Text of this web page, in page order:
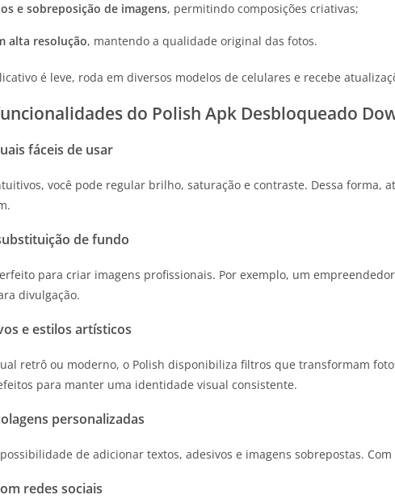
e sobreposição de imagens, permitindo composições criativas;
alta resolução, mantendo a qualidade original das fotos.
é leve, roda em diversos modelos de celulares e recebe
do Polish Apk Desbloqueado
fáceis de usar
você pode regular brilho, saturação e contraste. Dessa
de fundo
para criar imagens profissionais. Por exemplo, um
divulgação.
e estilos artísticos
retrô ou moderno, o Polish disponibiliza filtros que transformam
para manter uma identidade visual consistente.
personalizadas
de adicionar textos, adesivos e imagens sobrepostas.
redes sociais